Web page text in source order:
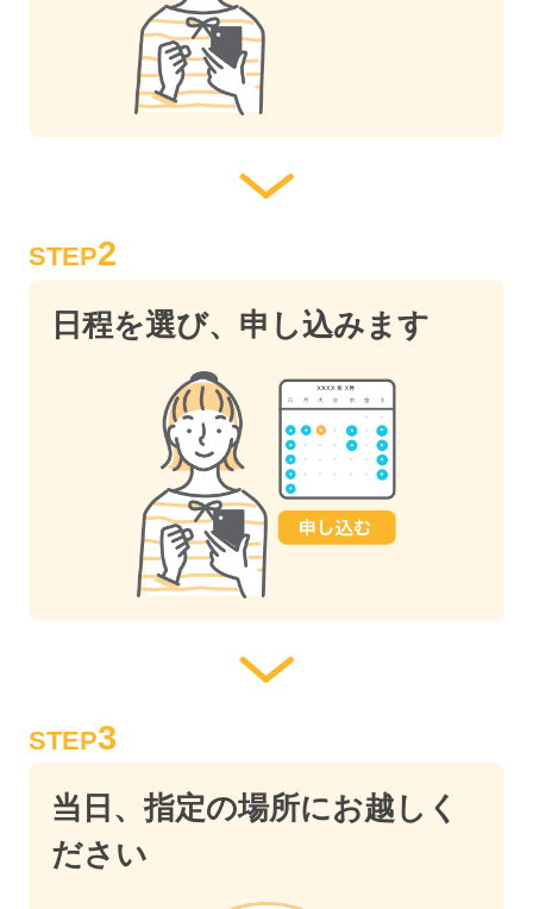
STEP2
日程を選び、申し込みます
STEP3
当日、指定の場所にお越しく
ださい